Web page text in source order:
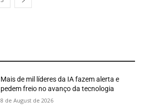
Mais de mil líderes da IA fazem alerta e
pedem freio no avanço da tecnologia
8 de August de 2026